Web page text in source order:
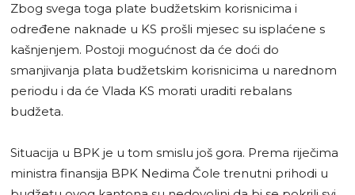
Zbog svega toga plate budžetskim korisnicima i
određene naknade u KS prošli mjesec su isplaćene s
kašnjenjem. Postoji mogućnost da će doći do
smanjivanja plata budžetskim korisnicima u narednom
periodu i da će Vlada KS morati uraditi rebalans
budžeta.
Situacija u BPK je u tom smislu još gora. Prema riječima
ministra finansija BPK Nedima Čole trenutni prihodi u